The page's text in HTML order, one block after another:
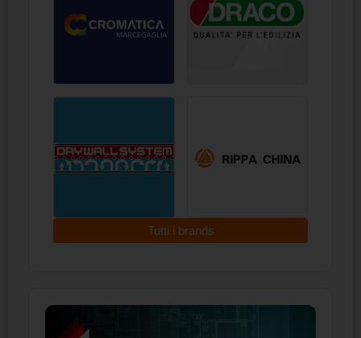
Tutti i brands